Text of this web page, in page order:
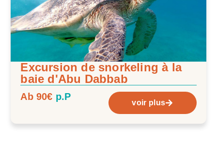
Excursion de snorkeling à la
baie d'Abu Dabbab
Ab 90€ p.P
voir plus